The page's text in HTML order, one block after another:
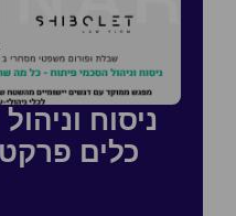
ניסוח
כלים